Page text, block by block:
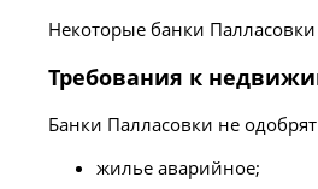
Некоторые банки
Требования к
Банки Палласовки не
жилье аварийное;